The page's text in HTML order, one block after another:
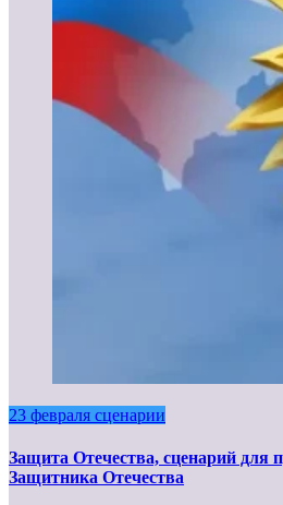
23 февраля сценарии
Защита Отечества, сценарий для
Защитника Отечества